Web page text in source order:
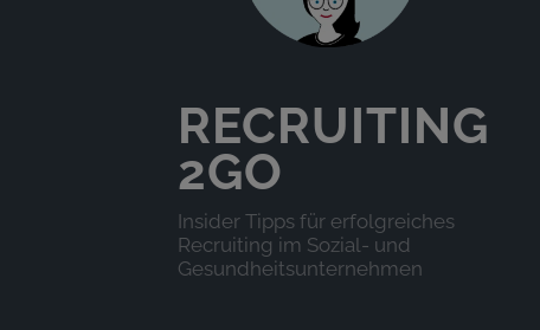
RECRUITING
2GO
Insider Tipps für erfolgreiches
Recruiting im Sozial- und
Gesundheitsunternehmen